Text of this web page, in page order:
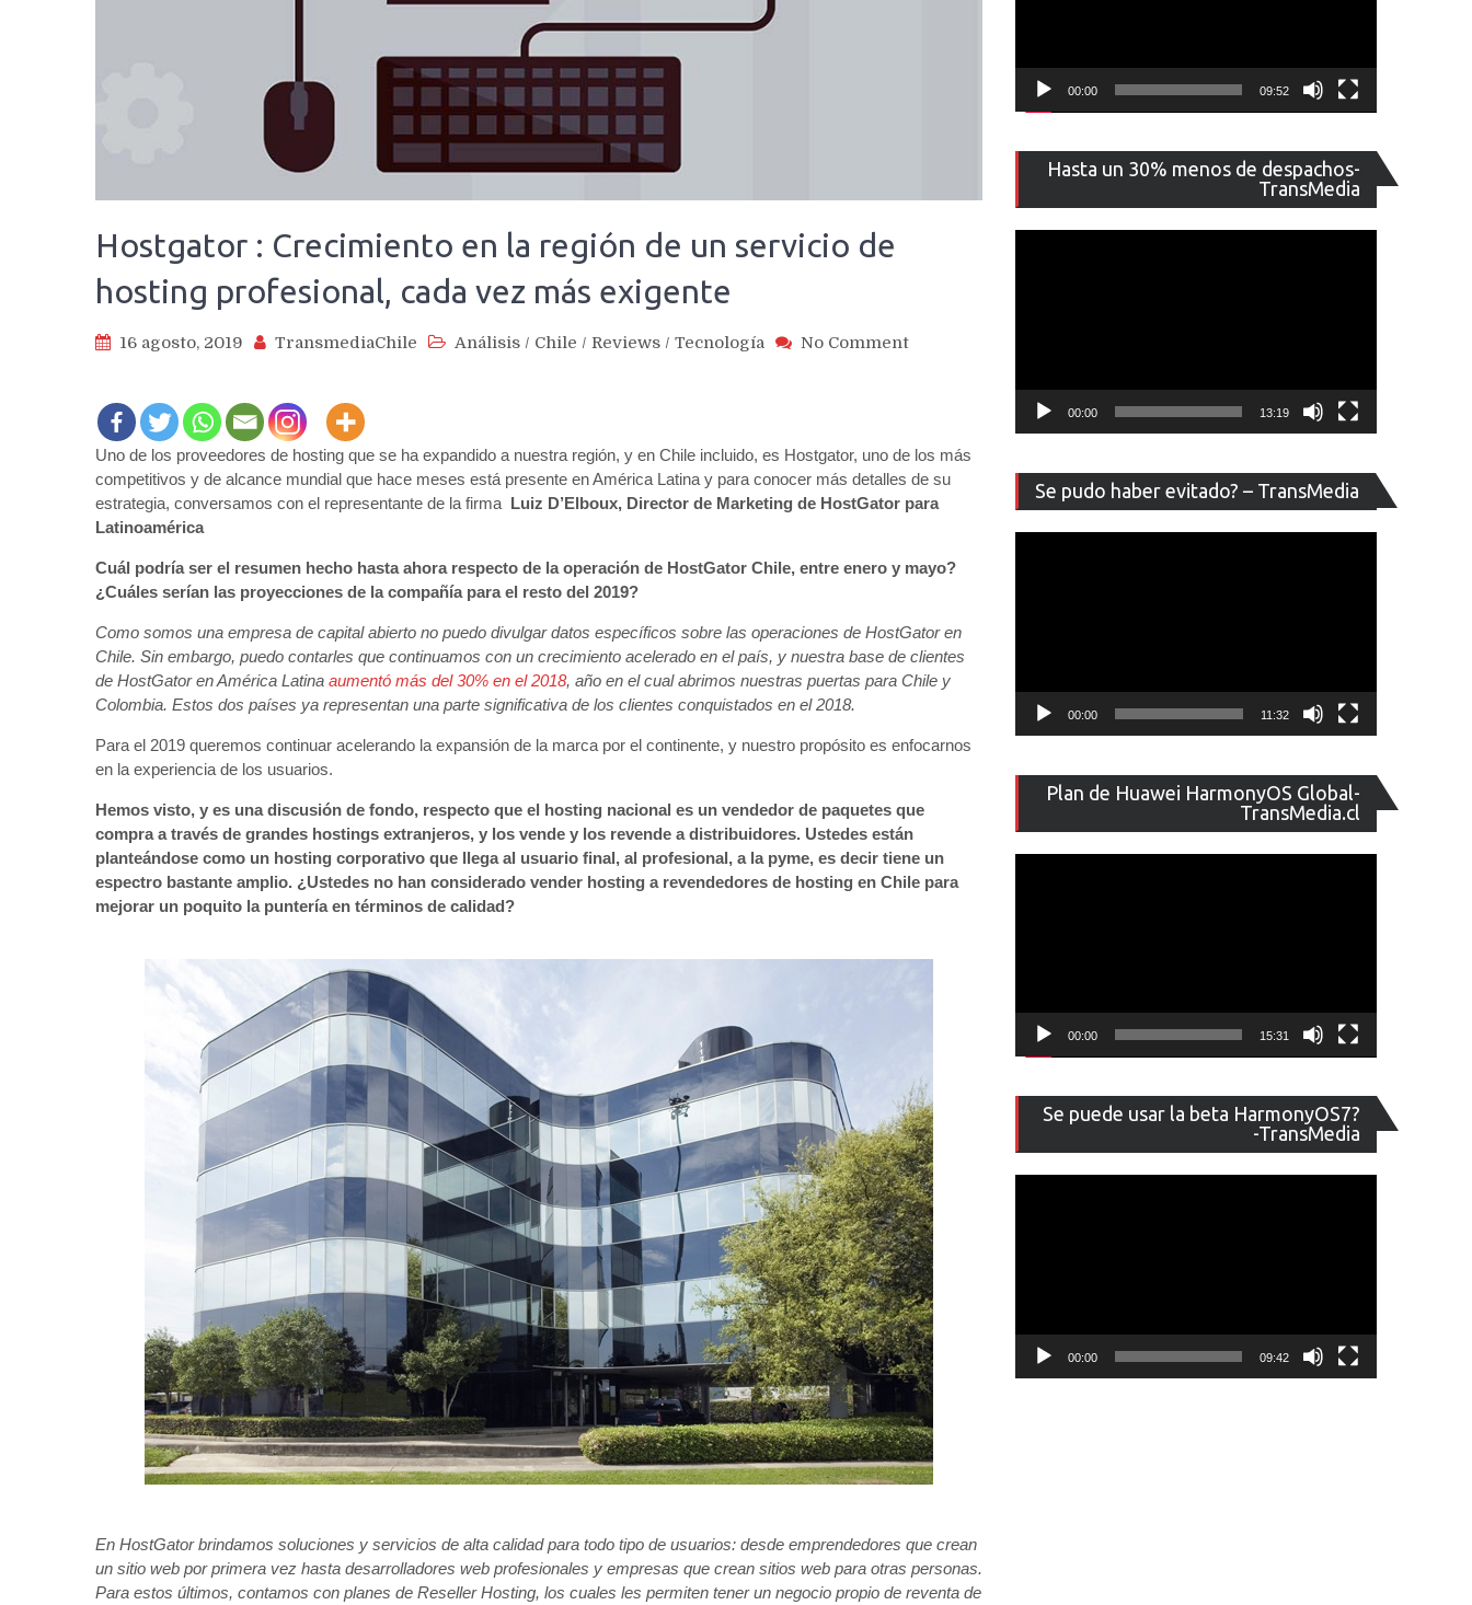
Hostgator : Crecimiento en la región de un servicio de
hosting profesional, cada vez más exigente
16 agosto, 2019 TransmediaChile Análisis / Chile / Reviews / Tecnología No Commenton
la
región
de
de
cada
vez
más
Uno de los proveedores de hosting que se ha expandido a nuestra región, y en Chile incluido, es Hostgator, uno de los más
competitivos y de alcance mundial que hace meses está presente en América Latina y para conocer más detalles de su
estrategia, conversamos con el representante de la firma Luiz D’Elboux, Director de Marketing de HostGator para
Latinoamérica
Cuál podría ser el resumen hecho hasta ahora respecto de la operación de HostGator Chile, entre enero y mayo?
¿Cuáles serían las proyecciones de la compañía para el resto del 2019?
Como somos una empresa de capital abierto no puedo divulgar datos específicos sobre las operaciones de HostGator en
Chile. Sin embargo, puedo contarles que continuamos con un crecimiento acelerado en el país, y nuestra base de clientes
de HostGator en América Latina aumentó más del 30% en el 2018, año en el cual abrimos nuestras puertas para Chile y
Colombia. Estos dos países ya representan una parte significativa de los clientes conquistados en el 2018.
Para el 2019 queremos continuar acelerando la expansión de la marca por el continente, y nuestro propósito es enfocarnos
en la experiencia de los usuarios.
Hemos visto, y es una discusión de fondo, respecto que el hosting nacional es un vendedor de paquetes que
compra a través de grandes hostings extranjeros, y los vende y los revende a distribuidores. Ustedes están
planteándose como un hosting corporativo que llega al usuario final, al profesional, a la pyme, es decir tiene un
espectro bastante amplio. ¿Ustedes no han considerado vender hosting a revendedores de hosting en Chile para
mejorar un poquito la puntería en términos de calidad?
En HostGator brindamos soluciones y servicios de alta calidad para todo tipo de usuarios: desde emprendedores que crean
un sitio web por primera vez hasta desarrolladores web profesionales y empresas que crean sitios web para otras personas.
Para estos últimos, contamos con planes de Reseller Hosting, los cuales les permiten tener un negocio propio de reventa de
00:00 09:52
Hasta un 30% menos de despachos-
TransMedia
de
vídeo
00:00 13:19
Se pudo haber evitado? – TransMedia
de
vídeo
00:00 11:32
Plan de Huawei HarmonyOS Global-
TransMedia.cl
de
vídeo
00:00 15:31
Se puede usar la beta HarmonyOS7?
-TransMedia
de
vídeo
00:00 09:42